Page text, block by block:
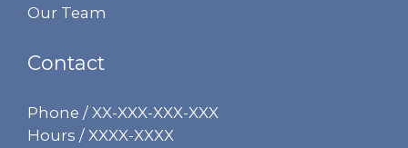
Our Team
Contact
Phone / XX-XXX-XXX-XXX
Hours / XXXX-XXXX